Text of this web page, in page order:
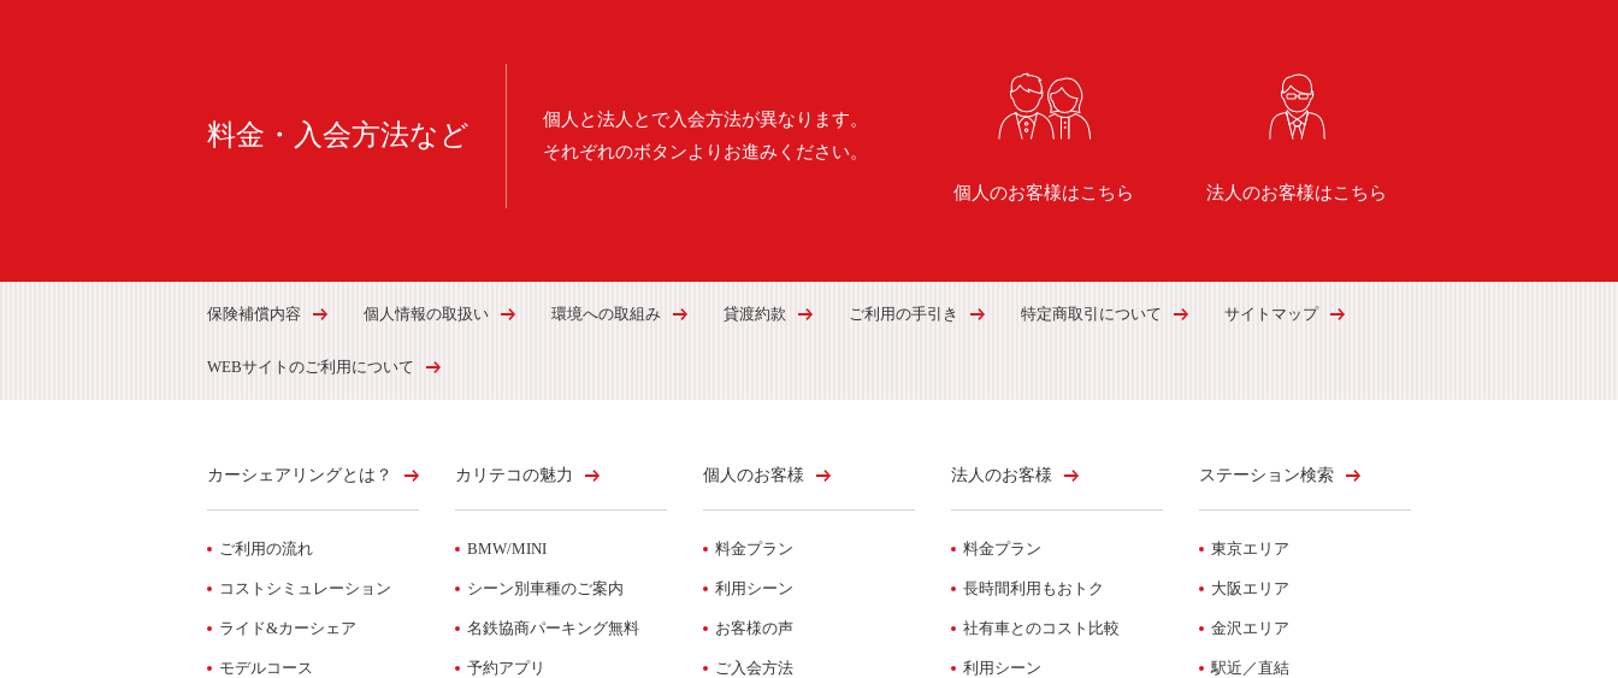
料金・入会方法など
個人と法人とで入会方法が異なります。
それぞれのボタンよりお進みください。
個人のお客様はこちら 法人のお客様はこちら
保険補償内容 個人情報の取扱い 環境への取組み 貸渡約款 ご利用の手引き 特定商取引について サイトマップ
WEBサイトのご利用について
カーシェアリングとは？
ご利用の流れ
コストシミュレーション
ライド&カーシェア
モデルコース
カリテコの魅力
BMW/MINI
シーン別車種のご案内
名鉄協商パーキング無料
予約アプリ
個人のお客様
料金プラン
利用シーン
お客様の声
ご入会方法
法人のお客様
料金プラン
長時間利用もおトク
社有車とのコスト比較
利用シーン
ステーション検索
東京エリア
大阪エリア
金沢エリア
駅近／直結